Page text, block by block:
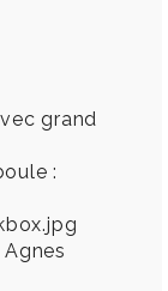
grand
: